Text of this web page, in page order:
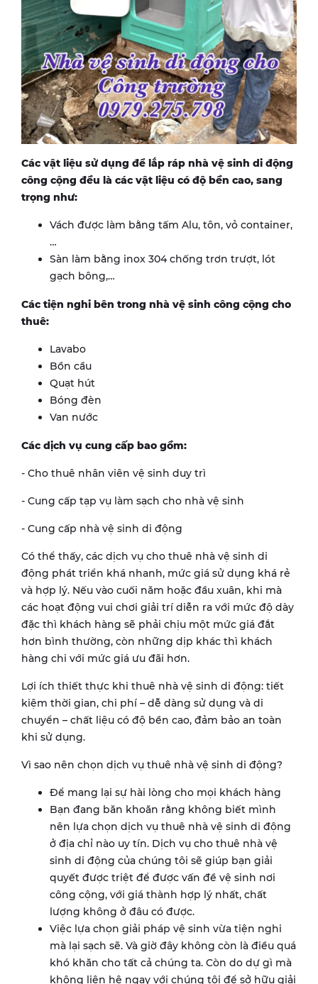
Các vật liệu sử dụng để lắp ráp nhà vệ sinh di động
công cộng đều là các vật liệu có độ bền cao, sang
trọng như:
Vách được làm bằng tấm Alu, tôn, vỏ container,
…
Sàn làm bằng inox 304 chống trơn trượt, lót
gạch bông,…
Các tiện nghi bên trong nhà vệ sinh công cộng cho
thuê:
Lavabo
Bồn cầu
Quạt hút
Bóng đèn
Van nước
Các dịch vụ cung cấp bao gồm:
- Cho thuê nhân viên vệ sinh duy trì
- Cung cấp tạp vụ làm sạch cho nhà vệ sinh
- Cung cấp nhà vệ sinh di động
Có thể thấy, các dịch vụ cho thuê nhà vệ sinh di
động phát triển khá nhanh, mức giá sử dụng khá rẻ
và hợp lý. Nếu vào cuối năm hoặc đầu xuân, khi mà
các hoạt động vui chơi giải trí diễn ra với mức độ dày
đặc thì khách hàng sẽ phải chịu một mức giá đắt
hơn bình thường, còn những dịp khác thì khách
hàng chi với mức giá ưu đãi hơn.
Lợi ích thiết thực khi thuê nhà vệ sinh di động: tiết
kiệm thời gian, chi phí – dễ dàng sử dụng và di
chuyển – chất liệu có độ bền cao, đảm bảo an toàn
khi sử dụng.
Vì sao nên chọn dịch vụ thuê nhà vệ sinh di động?
Để mang lại sự hài lòng cho mọi khách hàng
Bạn đang băn khoăn rằng không biết mình
nên lựa chọn dịch vụ thuê nhà vệ sinh di động
ở địa chỉ nào uy tín. Dịch vụ cho thuê nhà vệ
sinh di động của chúng tôi sẽ giúp bạn giải
quyết được triệt để được vấn đề vệ sinh nơi
công cộng, với giá thành hợp lý nhất, chất
lượng không ở đâu có được.
Việc lựa chọn giải pháp vệ sinh vừa tiện nghi
mà lại sạch sẽ. Và giờ đây không còn là điều quá
khó khăn cho tất cả chúng ta. Còn do dự gì mà
không liên hệ ngay với chúng tôi để sở hữu giải